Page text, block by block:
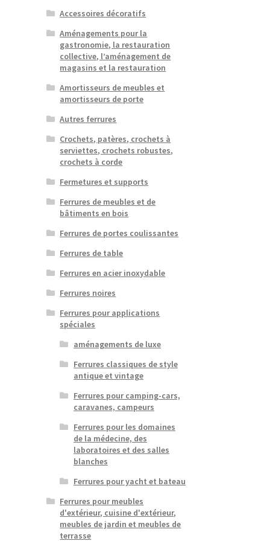
Accessoires décoratifs
Aménagements pour la
gastronomie, la restauration
collective, l’aménagement de
magasins et la restauration
Amortisseurs de meubles et
amortisseurs de porte
Autres ferrures
Crochets, patères, crochets à
serviettes, crochets robustes,
crochets à corde
Fermetures et supports
Ferrures de meubles et de
bâtiments en bois
Ferrures de portes coulissantes
Ferrures de table
Ferrures en acier inoxydable
Ferrures noires
Ferrures pour applications
spéciales
aménagements de luxe
Ferrures classiques de style
antique et vintage
Ferrures pour camping-cars,
caravanes, campeurs
Ferrures pour les domaines
de la médecine, des
laboratoires et des salles
blanches
Ferrures pour yacht et bateau
Ferrures pour meubles
d'extérieur, cuisine d'extérieur,
meubles de jardin et meubles de
terrasse